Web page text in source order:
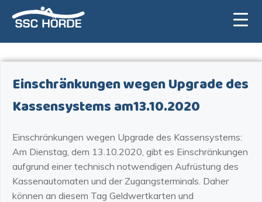
Einschränkungen wegen Upgrade des
Kassensystems am13.10.2020
Einschränkungen wegen Upgrade des Kassensystems:
Am Dienstag, dem 13.10.2020, gibt es Einschränkungen
aufgrund einer technisch notwendigen Aufrüstung des
Kassenautomaten und der Zugangsterminals. Daher
können an diesem Tag Geldwertkarten und